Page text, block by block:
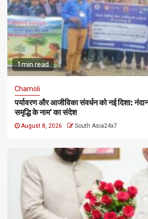
1 min read
Chamoli
पर्यावरण और आजीविका संवर्धन को नई दिशा:
समृद्धि के नाम’ का संदेश
August 8, 2026 South Asia24x7